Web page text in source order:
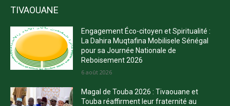
TIVAOUANE
Engagement Éco-citoyen et Spiritualité :
La Dahira Muqtafina Mobilisele Sénégal
pour sa Journée Nationale de
Reboisement 2026
6 août 2026
Magal de Touba 2026 : Tivaouane et
Touba réaffirment leur fraternité au